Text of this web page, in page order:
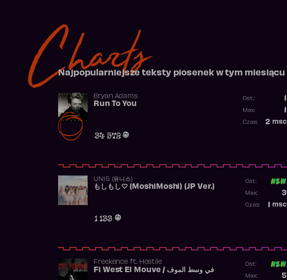
Charts
Najpopularniejsze teksty piosenek w tym miesiącu
Bryan Adams
Run To You
34 572
Ost.:
Max:
2 msc
Czas:
UNIS (유니스)
もしもし♡ (MoshiMoshi) (JP Ver.)
1 133
Ost:
3
Max:
msc
Czas:
Freekence ft. Hostile
Fi West El Mouve / في وسط الموف
Ost:
5
Max: